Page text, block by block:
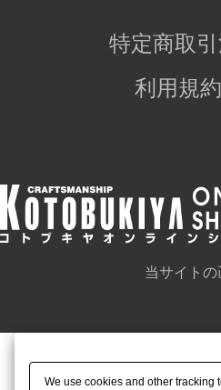
特定商取
利用規約
当サイト
We use cookies and other tracking